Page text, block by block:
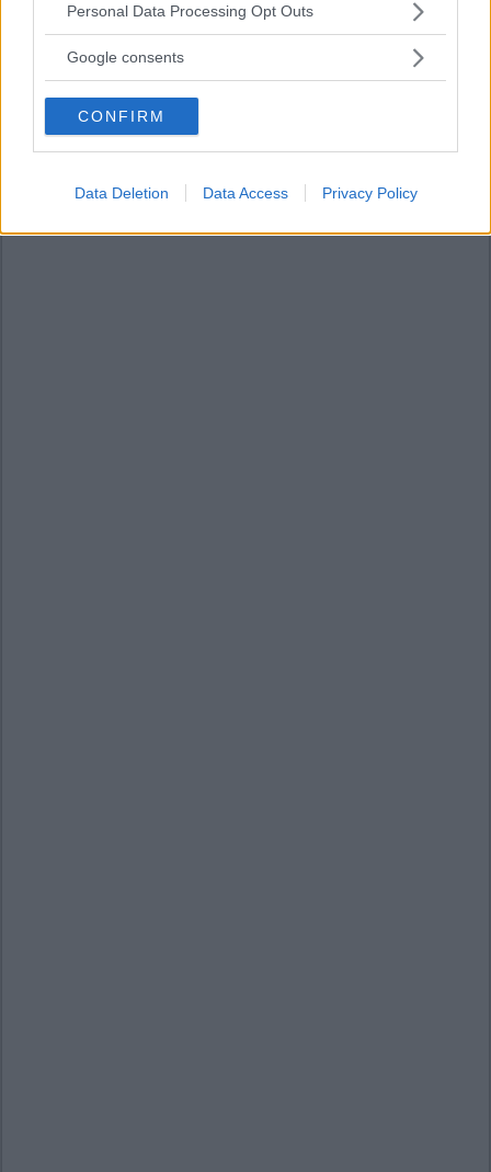
Please note that this website/app uses one or more Google
not limited to your visit or usage behaviour. You may click to
use your data for below specified purposes in below Google
consent section.
Personal Data Processing Opt Outs
Google consents
CONFIRM
Data Deletion Data Access Privacy Policy